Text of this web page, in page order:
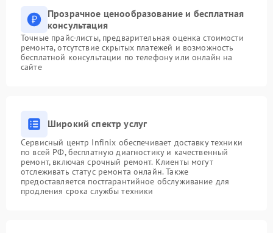
Прозрачное ценообразование и бесплатная
консультация
Точные прайс-листы, предварительная оценка стоимости
ремонта, отсутствие скрытых платежей и возможность
бесплатной консультации по телефону или онлайн на
сайте
Широкий спектр услуг
Сервисный центр Infinix обеспечивает доставку техники
по всей РФ, бесплатную диагностику и качественный
ремонт, включая срочный ремонт. Клиенты могут
отслеживать статус ремонта онлайн. Также
предоставляется постгарантийное обслуживание для
продления срока службы техники